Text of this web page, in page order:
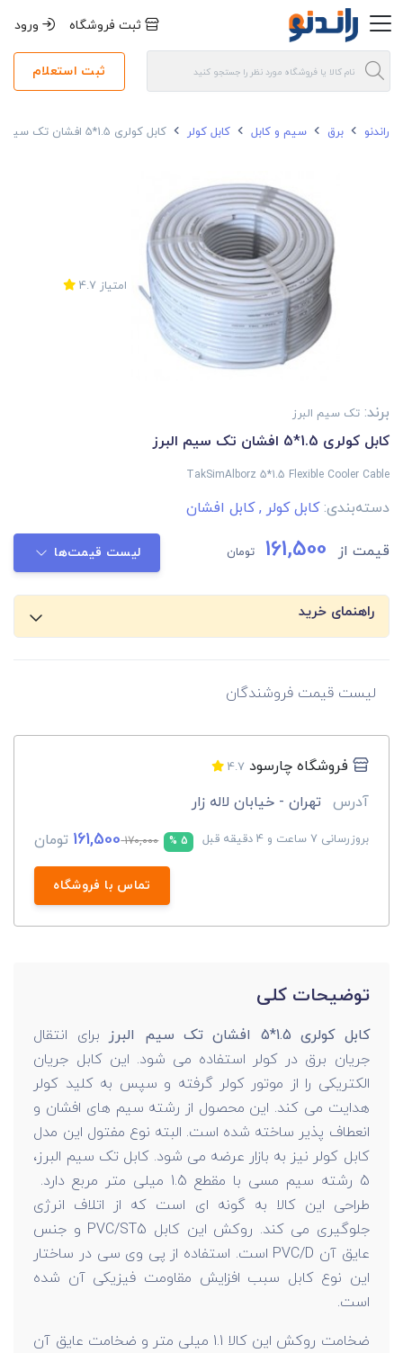
ثبت فروشگاه ورود
ثبت استعلام
راندنو برق سیم و کابل کابل کولر کابل کولری 1.5*5 افشان تک سیم البرز
امتیاز 4.7
برند: تک سیم البرز
کابل کولری 1.5*5 افشان تک سیم البرز
TakSimAlborz 5*1.5 Flexible Cooler Cable
دسته‌بندی:کابل کولر ,کابل افشان
قیمت از 161,500 تومان لیست قیمت‌ها
راهنمای خرید
لیست قیمت فروشندگان
فروشگاه چارسود 4.7
آدرس تهران - خیابان لاله زار
بروزرسانی 7 ساعت و 4 دقیقه قبل 5 %
170,000
161,500 تومان
تماس با فروشگاه
توضیحات کلی
کابل کولری 1.5*5 افشان تک سیم البرز
برای انتقال
جریان برق در کولر استفاده می شود. این کابل جریان
الکتریکی را از موتور کولر گرفته و سپس به کلید کولر
هدایت می کند. این محصول از رشته سیم های افشان و
انعطاف پذیر ساخته شده است. البته نوع مفتول این مدل
کابل کولر نیز به بازار عرضه می شود. کابل تک سیم البرز،
5 رشته سیم مسی با مقطع 1.5 میلی متر مربع دارد.
طراحی این کالا به گونه ای است که از اتلاف انرژی
جلوگیری می کند. روکش این کابل PVC/ST5 و جنس
عایق آن PVC/D است. استفاده از پی وی سی در ساختار
این نوع کابل سبب افزایش مقاومت فیزیکی آن شده
است.
ضخامت روکش این کالا 1.1 میلی متر و ضخامت عایق آن